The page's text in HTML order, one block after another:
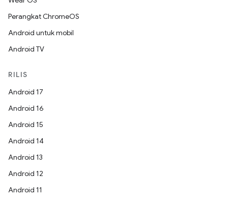
Perangkat ChromeOS
Android untuk mobil
Android TV
RILIS
Android 17
Android 16
Android 15
Android 14
Android 13
Android 12
Android 11